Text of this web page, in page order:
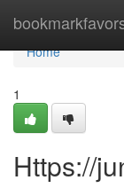
Home
Home
1
Https://